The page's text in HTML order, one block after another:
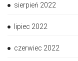
sierpień 2022
lipiec 2022
czerwiec 2022